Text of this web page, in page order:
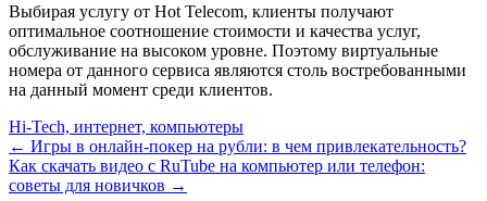
Выбирая услугу от Hot Telecom, клиенты получают
оптимальное соотношение стоимости и качества услуг,
обслуживание на высоком уровне. Поэтому виртуальные
номера от данного сервиса являются столь востребованными
на данный момент среди клиентов.
Hi-Tech, интернет, компьютеры
← Игры в онлайн-покер на рубли: в чем привлекательность?
Как скачать видео с RuTube на компьютер или телефон:
советы для новичков →